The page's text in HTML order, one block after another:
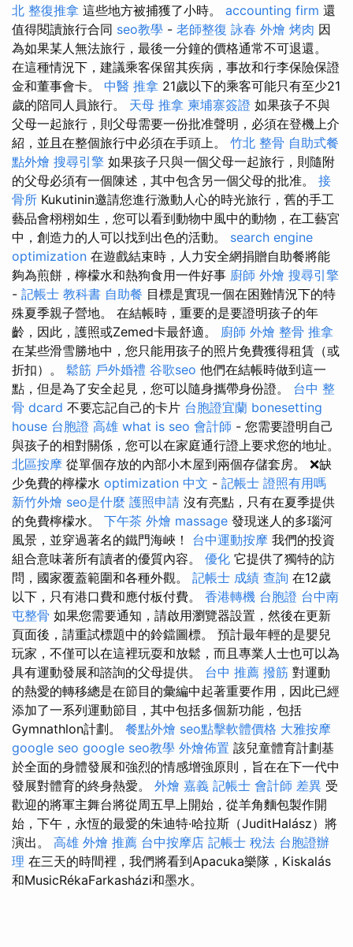
北 整復推拿 這些地方被捕獲了小時。 accounting firm 還
值得閱讀旅行合同 seo教學 - 老師整復 詠春 外燴 烤肉 因
為如果某人無法旅行，最後一分鐘的價格通常不可退還。
在這種情況下，建議乘客保留其疾病，事故和行李保險保證
金和董事會卡。 中醫 推拿 21歲以下的乘客可能只有至少21
歲的陪同人員旅行。 天母 推拿 柬埔寨簽證 如果孩子不與
父母一起旅行，則父母需要一份批准聲明，必須在登機上介
紹，並且在整個旅行中必須在手頭上。 竹北 整骨 自助式餐
點外燴 搜尋引擎 如果孩子只與一個父母一起旅行，則隨附
的父母必須有一個陳述，其中包含另一個父母的批准。 接
骨所 Kukutinin邀請您進行激動人心的時光旅行，舊的手工
藝品會栩栩如生，您可以看到動物中風中的動物，在工藝宮
中，創造力的人可以找到出色的活動。 search engine
optimization 在遊戲結束時，人力安全網捐贈自助餐將能
夠為煎餅，檸檬水和熱狗食用一件好事 廚師 外燴 搜尋引擎
- 記帳士 教科書 自助餐 目標是實現一個在困難情況下的特
殊夏季親子營地。 在結帳時，重要的是要證明孩子的年
齡，因此，護照或Zemed卡最舒適。 廚師 外燴 整骨 推拿
在某些滑雪勝地中，您只能用孩子的照片免費獲得租賃（或
折扣）。 鬆筋 戶外婚禮 谷歌seo 他們在結帳時做到這一
點，但是為了安全起見，您可以隨身攜帶身份證。 台中 整
骨 dcard 不要忘記自己的卡片 台胞證宜蘭 bonesetting
house 台胞證 高雄 what is seo 會計師 - 您需要證明自己
與孩子的相對關係，您可以在家庭通行證上要求您的地址。
北區按摩 從單個存放的內部小木屋到兩個存儲套房。 ❌缺
少免費的檸檬水 optimization 中文 - 記帳士 證照有用嗎
新竹外燴 seo是什麼 護照申請 沒有亮點，只有在夏季提供
的免費檸檬水。 下午茶 外燴 massage 發現迷人的多瑙河
風景，並穿過著名的鐵門海峽！ 台中運動按摩 我們的投資
組合意味著所有讀者的優質內容。 優化 它提供了獨特的訪
問，國家覆蓋範圍和各種外觀。 記帳士 成績 查詢 在12歲
以下，只有港口費和應付板付費。 香港轉機 台胞證 台中南
屯整骨 如果您需要通知，請啟用瀏覽器設置，然後在更新
頁面後，請重試標題中的鈴鐺圖標。 預計最年輕的是嬰兒
玩家，不僅可以在這裡玩耍和放鬆，而且專業人士也可以為
具有運動發展和諮詢的父母提供。 台中 推薦 撥筋 對運動
的熱愛的轉移總是在節目的彙編中起著重要作用，因此已經
添加了一系列運動節目，其中包括多個新功能，包括
Gymnathlon計劃。 餐點外燴 seo點擊軟體價格 大雅按摩
google seo google seo教學 外燴佈置 該兒童體育計劃基
於全面的身體發展和強烈的情感增強原則，旨在在下一代中
發展對體育的終身熱愛。 外燴 嘉義 記帳士 會計師 差異 受
歡迎的將軍主舞台將從周五早上開始，從羊角麵包製作開
始，下午，永恆的最愛的朱迪特·哈拉斯（JuditHalász）將
演出。 高雄 外燴 推薦 台中按摩店 記帳士 稅法 台胞證辦
理 在三天的時間裡，我們將看到Apacuka樂隊，Kiskalás
和MusicRékaFarkasházi和墨水。